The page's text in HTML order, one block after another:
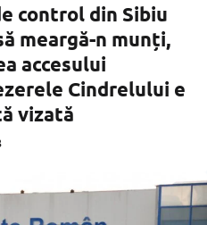
control din Sibiu
meargă-n munți,
accesului
Cindrelului e
vizată